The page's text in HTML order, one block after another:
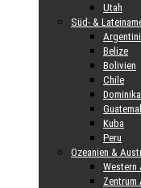
Utah
Süd- &
Belize
Bolivien
Chile
Kuba
Peru
Ozeanien &
Western
Zentrum